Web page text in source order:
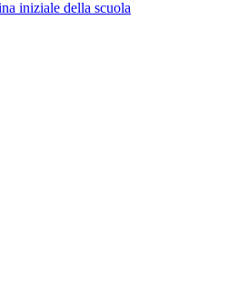
iniziale della scuola